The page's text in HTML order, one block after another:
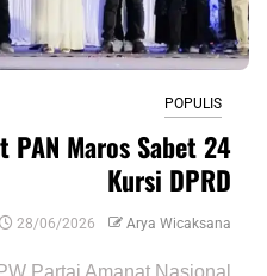
POPULIS
PAN Maros Sabet 24
Kursi DPRD
28/06/2026 Arya Wicaksana
Partai Amanat Nasional